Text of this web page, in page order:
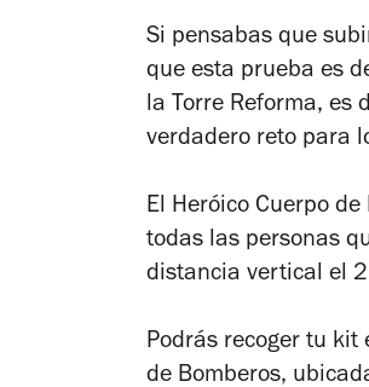
Si pensabas que
que esta prueba es
la Torre Reforma, es
verdadero reto para
El Heróico Cuerpo
todas las personas
distancia vertical el
Podrás recoger tu kit
de Bomberos,